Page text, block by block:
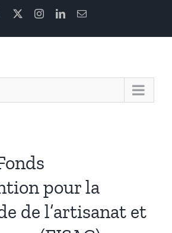
Facebook InstagramLinkedInEmail
pour la
de l’artisanat et